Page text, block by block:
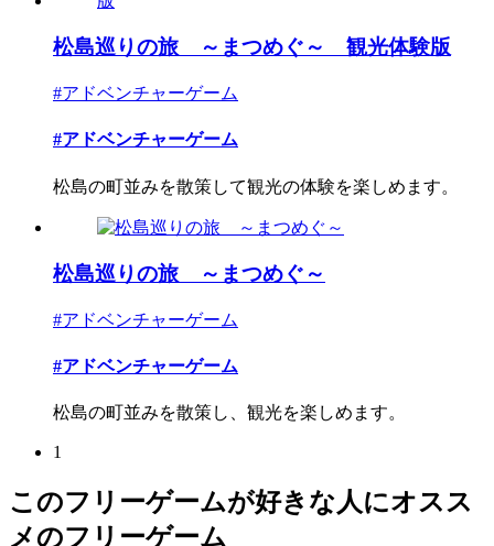
松島巡りの旅 ～まつめぐ～ 観光体験版
#アドベンチャーゲーム
#アドベンチャーゲーム
松島の町並みを散策して観光の体験を楽しめます。
松島巡りの旅 ～まつめぐ～
#アドベンチャーゲーム
#アドベンチャーゲーム
松島の町並みを散策し、観光を楽しめます。
1
このフリーゲームが好きな人にオスス
メのフリーゲーム